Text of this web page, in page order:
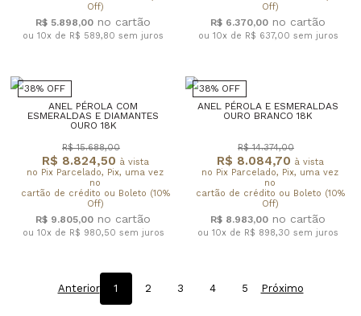
Off)
R$ 5.898,00
ou 10x de R$ 589,80 sem juros
Off)
R$ 6.370,00
ou 10x de R$ 637,00 sem juros
38% OFF
ANEL PÉROLA COM
ESMERALDAS E DIAMANTES
OURO 18K
R$ 8.824,50 à vista
no Pix Parcelado, Pix, uma vez
no
cartão de crédito ou Boleto (10%
Off)
R$ 15.688,00
R$ 9.805,00
ou 10x de R$ 980,50 sem juros
38% OFF
ANEL PÉROLA E ESMERALDAS
OURO BRANCO 18K
R$ 8.084,70 à vista
no Pix Parcelado, Pix, uma vez
no
cartão de crédito ou Boleto (10%
Off)
R$ 14.374,00
R$ 8.983,00
ou 10x de R$ 898,30 sem juros
Anterior 1 2 3 4 5 Próximo